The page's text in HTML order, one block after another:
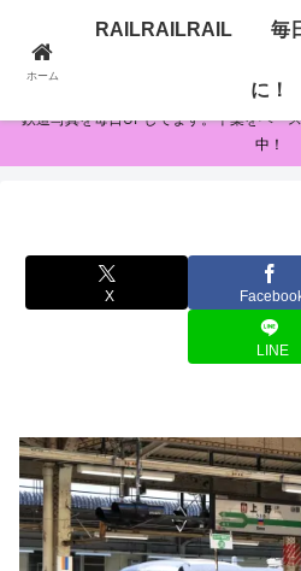
RAILRAILRAIL 毎日鉄
鉄道写真を毎日UPしてます。千葉をベー
中！
X
LINE
ホーム
RAILRAILRAIL 毎日
に！